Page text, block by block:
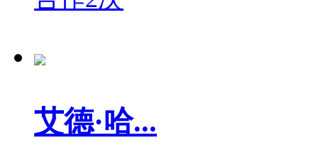
艾德·哈...